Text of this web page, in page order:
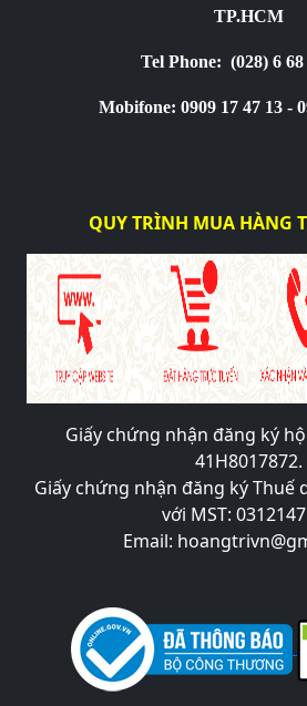
TP.HCM
Tel Phone: (028) 6
Mobifone: 0909 17 47 13 -
QUY TRÌNH MUA HÀNG
Giấy chứng nhận đăng ký
41H8017872.
Giấy chứng nhận đăng ký Thuế
với MST:
Email: